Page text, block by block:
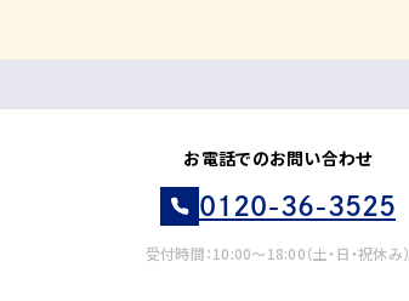
お電話でのお問い合わせ
0120-36-3525
受付時間：10:00～18:00（土・日・祝休み）